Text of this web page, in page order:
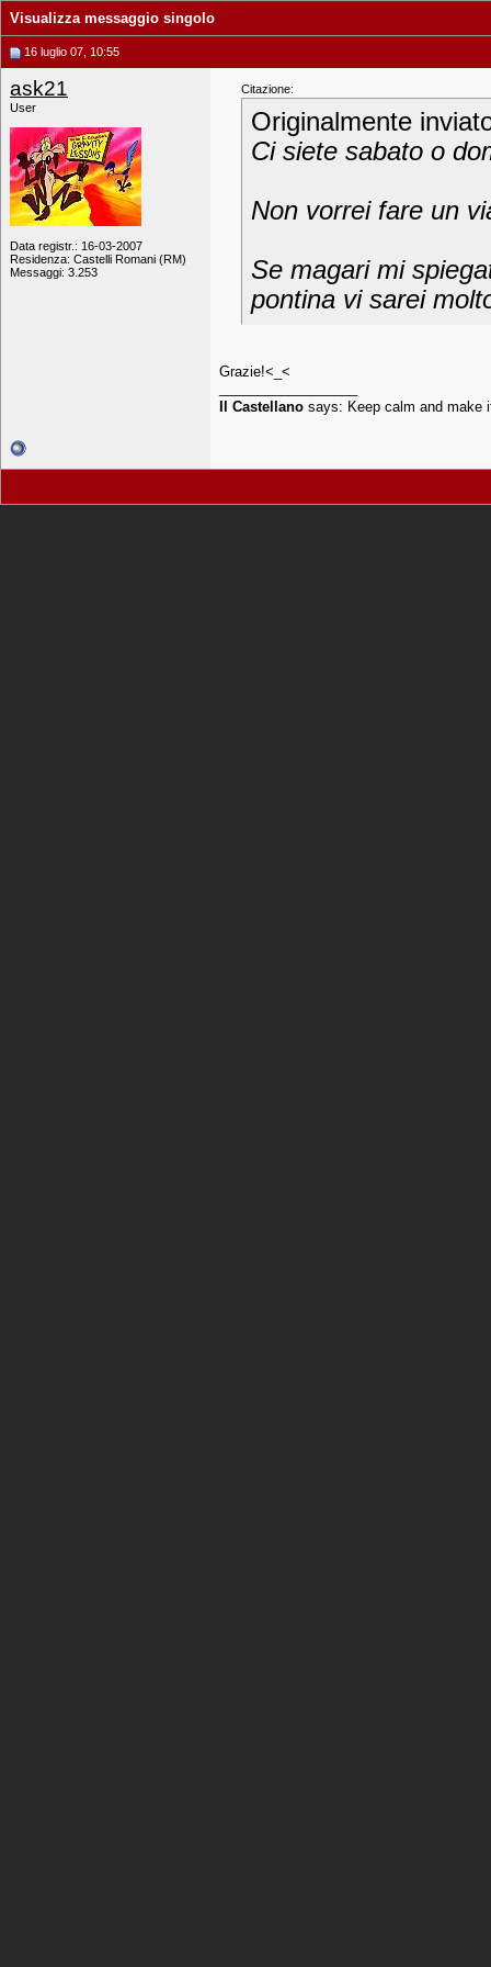
Visualizza messaggio singolo
16 luglio 07, 10:55
ask21
User
Data registr.: 16-03-2007
Residenza: Castelli Romani (RM)
Messaggi: 3.253
Citazione:
Originalmente
Ci siete sabato o
Non vorrei fare un
Se magari mi
pontina vi sarei
Grazie!<_<
Il Castellano says: Keep calm and make